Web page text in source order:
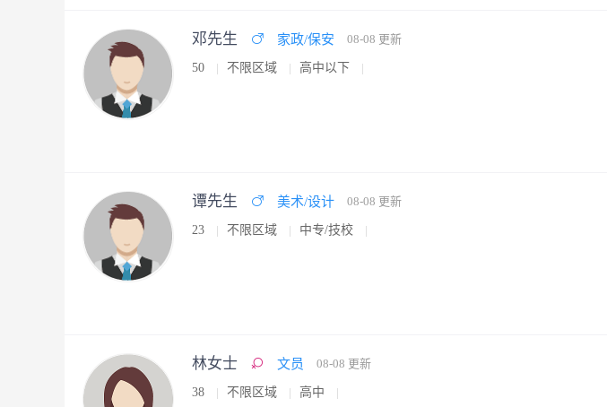
邓先生 家政/保安 08-08 更新
50 不限区域 高中以下
谭先生 美术/设计 08-08 更新
23 不限区域 中专/技校
林女士 文员 08-08 更新
38 不限区域 高中